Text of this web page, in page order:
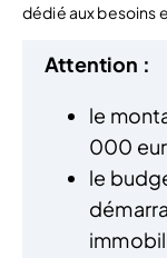
dédié aux besoins
Attention :
le
000
le